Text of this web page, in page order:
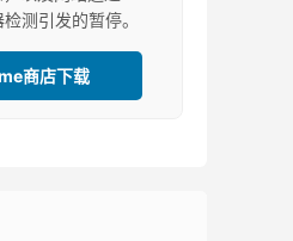
测引发的暂停。
商店下载